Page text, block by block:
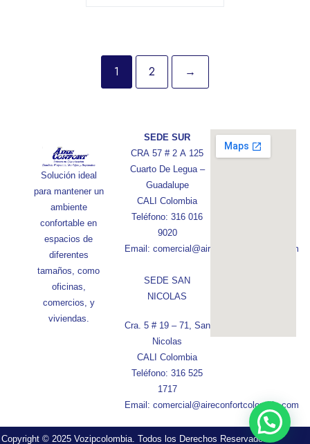
1 2 →
Solución ideal
para mantener un
ambiente
confortable en
espacios de
diferentes
tamaños, como
oficinas,
comercios, y
viviendas.
SEDE SUR
CRA 57 # 2 A 125
Cuarto De Legua –
Guadalupe
CALI Colombia
Teléfono: 316 016
9020
Email: comercial@aireconfortcolombia.com
SEDE SAN
NICOLAS
Cra. 5 # 19 – 71, San
Nicolas
CALI Colombia
Teléfono: 316 525
1717
Email: comercial@aireconfortcolombia.com
Copyright © 2025 Vozipcolombia. Todos los Derechos Reservados.